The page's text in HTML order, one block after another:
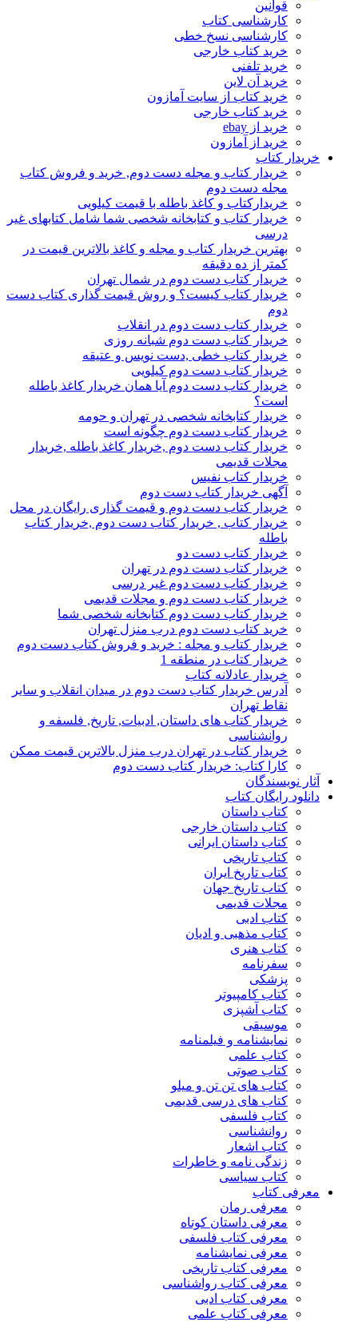
قوانین
کارشناسی کتاب
کارشناسی نسخ خطی
خرید کتاب خارجی
خرید تلفنی
خرید آن لاین
خرید کتاب از سایت آمازون
خرید کتاب خارجی
خرید از ebay
خرید از آمازون
خریدار کتاب
خریدار کتاب و مجله دست دوم, خرید و فروش کتاب
مجله دست دوم
خریدارکتاب و کاغذ باطله با قیمت کیلویی
خریدار کتاب و کتابخانه شخصی شما شامل کتابهای غیر
درسی
بهترین خریدار کتاب و مجله و کاغذ بالاترین قیمت در
کمتر از ده دقیقه
خریدار کتاب دست دوم در شمال تهران
خریدار کتاب کیست؟ و روش قیمت گذاری کتاب دست
دوم
خریدار کتاب دست دوم در انقلاب
خریدار کتاب دست دوم شبانه روزی
خریدار کتاب خطی ,دست نویس و عتیقه
خریدار کتاب دست دوم کیلویی
خریدار کتاب دست دوم آیا همان خریدار کاغذ باطله
است؟
خریدار کتابخانه شخصی در تهران و حومه
خریدار کتاب دست دوم چگونه است
خریدار کتاب دست دوم ,خریدار کاغذ باطله ,خریدار
مجلات قدیمی
خریدار کتاب نفیس
آگهی خریدار کتاب دست دوم
خریدار کتاب دست دوم و قیمت گذاری رایگان در محل
خریدار کتاب , خریدار کتاب دست دوم ,خریدار کتاب
باطله
خریدار کتاب دست دو
خریدار کتاب دست دوم در تهران
خریدار کتاب دست دوم غیر درسی
خریدار کتاب دست دوم و مجلات قدیمی
خریدار کتاب دست دوم کتابخانه شخصی شما
خرید کتاب دست دوم درب منزل تهران
خریدار کتاب و مجله : خرید و فروش کتاب دست دوم
خریدار کتاب در منطقه 1
خریدار عادلانه کتاب
آدرس خریدار کتاب دست دوم در میدان انقلاب و سایر
نقاط تهران
خریدار کتاب های داستان, ادبیات, تاریخ, فلسفه و
روانشناسی
خریدار کتاب در تهران درب منزل بالاترین قیمت ممکن
کارا کتاب: خریدار کتاب دست دوم
آثار نویسندگان
دانلود رایگان کتاب
کتاب داستان
کتاب داستان خارجی
کتاب داستان ایرانی
کتاب تاریخی
کتاب تاریخ ایران
کتاب تاریخ جهان
مجلات قدیمی
کتاب ادبی
کتاب مذهبی و ادیان
کتاب هنری
سفرنامه
پزشکی
کتاب کامپیوتر
کتاب آشپزی
موسیقی
نمایشنامه و فیلمنامه
کتاب علمی
کتاب صوتی
کتاب های تن تن و میلو
کتاب های درسی قدیمی
کتاب فلسفی
روانشناسی
کتاب اشعار
زندگی نامه و خاطرات
کتاب سیاسی
معرفی کتاب
معرفی رمان
معرفی داستان کوتاه
معرفی کتاب فلسفی
معرفی نمایشنامه
معرفی کتاب تاریخی
معرفی کتاب رواشناسی
معرفی کتاب ادبی
معرفی کتاب علمی